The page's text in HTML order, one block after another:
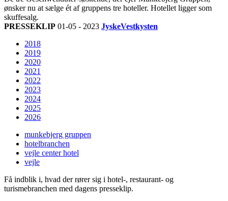
ønsker nu at sælge ét af gruppens tre hoteller. Hotellet ligger som
skuffesalg.
PRESSEKLIP 01-05 - 2023 JyskeVestkysten
2018
2019
2020
2021
2022
2023
2024
2025
2026
munkebjerg gruppen
hotelbranchen
vejle center hotel
vejle
Få indblik i, hvad der rører sig i hotel-, restaurant- og
turismebranchen med dagens presseklip.